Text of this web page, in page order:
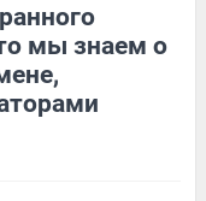
мы знаем о